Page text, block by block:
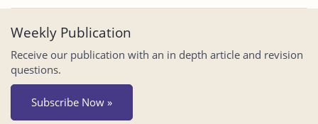
Weekly Publication
Receive our publication with an in depth article and revision
questions.
Subscribe Now »